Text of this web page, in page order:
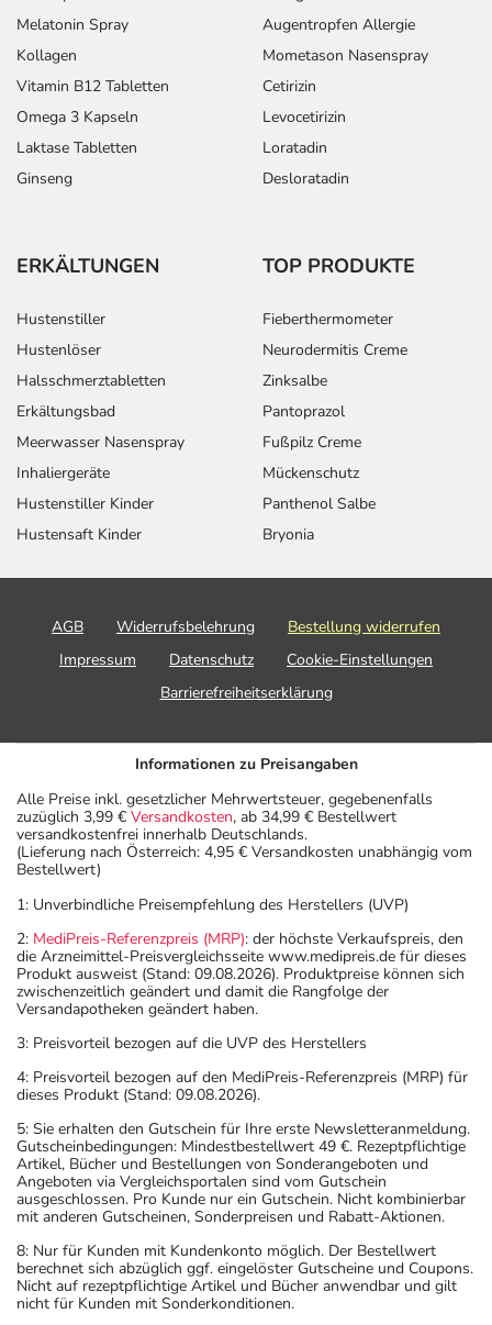
Melatonin Spray
Kollagen
Vitamin B12 Tabletten
Omega 3 Kapseln
Laktase Tabletten
Ginseng
Augentropfen Allergie
Mometason Nasenspray
Cetirizin
Levocetirizin
Loratadin
Desloratadin
ERKÄLTUNGEN
Hustenstiller
Hustenlöser
Halsschmerztabletten
Erkältungsbad
Meerwasser Nasenspray
Inhaliergeräte
Hustenstiller Kinder
Hustensaft Kinder
TOP PRODUKTE
Fieberthermometer
Neurodermitis Creme
Zinksalbe
Pantoprazol
Fußpilz Creme
Mückenschutz
Panthenol Salbe
Bryonia
AGB Widerrufsbelehrung
Bestellung widerrufen
Impressum
Datenschutz
Cookie-Einstellungen
Barrierefreiheitserklärung
Informationen zu Preisangaben
Alle Preise inkl. gesetzlicher Mehrwertsteuer, gegebenenfalls
zuzüglich 3,99 € Versandkosten, ab 34,99 € Bestellwert
versandkostenfrei innerhalb Deutschlands.
(Lieferung nach Österreich: 4,95 € Versandkosten unabhängig vom
Bestellwert)
1: Unverbindliche Preisempfehlung des Herstellers (UVP)
2: MediPreis-Referenzpreis (MRP): der höchste Verkaufspreis, den
die Arzneimittel-Preisvergleichsseite www.medipreis.de für dieses
Produkt ausweist (Stand: 09.08.2026). Produktpreise können sich
zwischenzeitlich geändert und damit die Rangfolge der
Versandapotheken geändert haben.
3: Preisvorteil bezogen auf die UVP des Herstellers
4: Preisvorteil bezogen auf den MediPreis-Referenzpreis (MRP) für
dieses Produkt (Stand: 09.08.2026).
5: Sie erhalten den Gutschein für Ihre erste Newsletteranmeldung.
Gutscheinbedingungen: Mindestbestellwert 49 €. Rezeptpflichtige
Artikel, Bücher und Bestellungen von Sonderangeboten und
Angeboten via Vergleichsportalen sind vom Gutschein
ausgeschlossen. Pro Kunde nur ein Gutschein. Nicht kombinierbar
mit anderen Gutscheinen, Sonderpreisen und Rabatt-Aktionen.
8: Nur für Kunden mit Kundenkonto möglich. Der Bestellwert
berechnet sich abzüglich ggf. eingelöster Gutscheine und Coupons.
Nicht auf rezeptpflichtige Artikel und Bücher anwendbar und gilt
nicht für Kunden mit Sonderkonditionen.